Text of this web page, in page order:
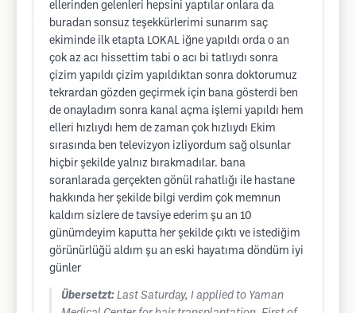
ellerinden gelenleri hepsini yaptılar onlara da
buradan sonsuz teşekkürlerimi sunarım saç
ekiminde ilk etapta LOKAL iğne yapıldı orda o an
çok az acı hissettim tabi o acı bi tatlıydı sonra
çizim yapıldı çizim yapıldıktan sonra doktorumuz
tekrardan gözden geçirmek için bana gösterdi ben
de onayladım sonra kanal açma işlemi yapıldı hem
elleri hızlıydı hem de zaman çok hızlıydı Ekim
sırasında ben televizyon izliyordum sağ olsunlar
hiçbir şekilde yalnız bırakmadılar. bana
soranlarada gerçekten gönül rahatlığı ile hastane
hakkında her şekilde bilgi verdim çok memnun
kaldım sizlere de tavsiye ederim şu an 10
günümdeyim kaputta her şekilde çıktı ve istediğim
görünürlüğü aldım şu an eski hayatıma döndüm iyi
günler
Übersetzt: Last Saturday, I applied to Yaman